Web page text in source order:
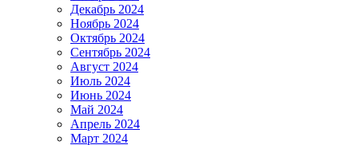
Декабрь 2024
Ноябрь 2024
Октябрь 2024
Сентябрь 2024
Август 2024
Июль 2024
Июнь 2024
Май 2024
Апрель 2024
Март 2024